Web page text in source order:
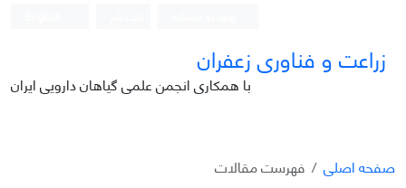
زراعت و فناوری زعفران
با همکاری انجمن علمی گیاهان دارویی ایران
صفحه اصلی
فهرست مقالات